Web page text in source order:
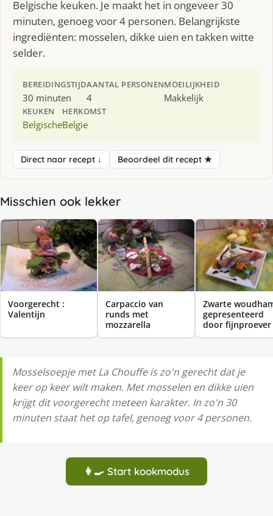
Belgische keuken. Je maakt het in ongeveer 30
minuten, genoeg voor 4 personen. Belangrijkste
ingrediënten: mosselen, dikke uien en takken witte
selder.
BEREIDINGSTIJD
30 minuten
AANTAL PERSONEN
4
MOEILIJKHEID
Makkelijk
KEUKEN
Belgische
HERKOMST
Belgie
Direct naar recept ↓ Beoordeel dit recept ★
Misschien ook lekker
Voorgerecht :
Valentijn
Carpaccio van
runds met
mozzarella
Zwarte
gepresenteerd
door fijnproever
Mosselsoepje met La Chouffe is zo'n gerecht dat je
keer op keer wilt maken. Met mosselen en dikke uien
krijgt dit voorgerecht meteen karakter. In zo'n 30
minuten staat het op tafel, genoeg voor 4 personen.
👩‍🍳 Start kookmodus